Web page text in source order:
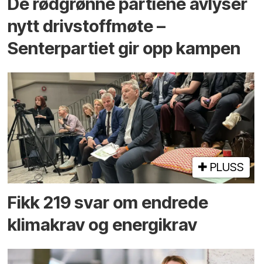
nytt drivstoffmøte –
Senterpartiet gir opp kampen
PLUSS
Fikk 219 svar om endrede
klimakrav og energikrav